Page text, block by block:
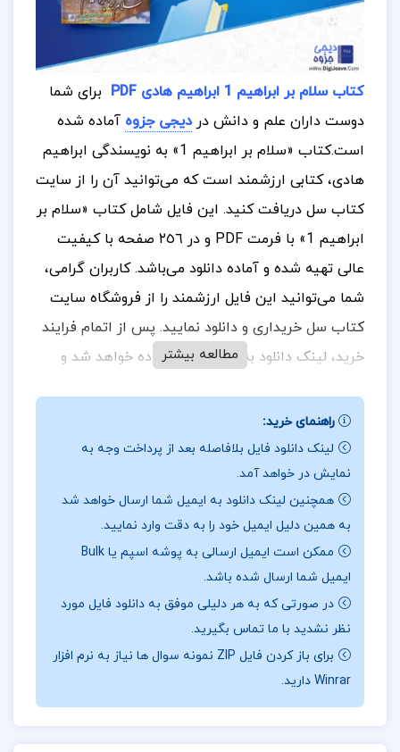
کتاب سلام بر ابراهیم 1 ابراهیم هادی PDF
برای شما
دوست داران علم و دانش دردیجی جزوه آماده شده
است.
کتاب «سلام بر ابراهیم 1» به نویسندگی ابراهیم
هادی، کتابی ارزشمند است که می‌توانید آن را از سایت
کتاب سل دریافت کنید. این فایل شامل کتاب «سلام بر
ابراهیم 1» با فرمت PDF و در ٢٥٦ صفحه با کیفیت
عالی تهیه شده و آماده دانلود می‌باشد.کاربران گرامی،
شما می‌توانید این فایل ارزشمند را از فروشگاه سایت
کتاب سل خریداری و دانلود نمایید. پس از اتمام فرایند
خرید، لینک دانلود به شما نمایش داده خواهد شد و
بنابراین، لطفاً در هنگام خرید، دقت کافی را در وارد
کردن آدرس ایمیل خود داشته باشید تا در دریافت فایل
با مشکلی مواجه نشوید.
فایل آورده شده است.
در بخشی از کتاب سلام بر ابراهیم 1 ابراهیم هادی
همیشه می‌گفت: در زندگی،آدمی موفق‌تراست
که در برابر عصبانیت دیگران صبور باشد. کار
بی‌منطق انجام ندهد و این رمز موفقیت او در
مطالعه بیشتر
راهنمای خرید:
لینک دانلود فایل بلافاصله بعد از پرداخت وجه به
نمایش در خواهد آمد.
همچنین لینک دانلود به ایمیل شما ارسال خواهد شد
به همین دلیل ایمیل خود را به دقت وارد نمایید.
ممکن است ایمیل ارسالی به پوشه اسپم یا Bulk
ایمیل شما ارسال شده باشد.
در صورتی که به هر دلیلی موفق به دانلود فایل مورد
نظر نشدید با ما تماس بگیرید.
برای باز کردن فایل ZIP نمونه سوال ها نیاز به نرم افزار
Winrar دارید.